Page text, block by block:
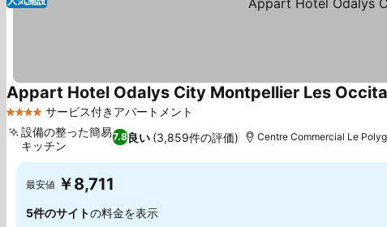
4 ホテルのランクサービス付きアパートメント
Appart Hotel Odalys City Montpellier Les
7.8良い (3,859件の評価)
設備の整った簡易
キッチン
Centre Commercial Le
最安値 ￥8,711
5件のサイトの料金を表示